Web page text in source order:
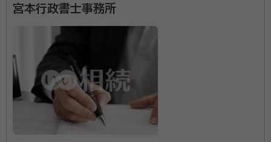
宮本行政書士事務所